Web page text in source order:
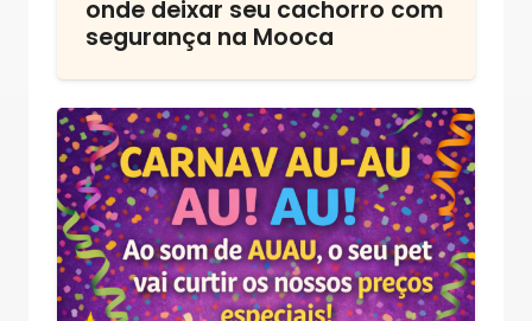
onde deixar seu cachorro com
segurança na Mooca